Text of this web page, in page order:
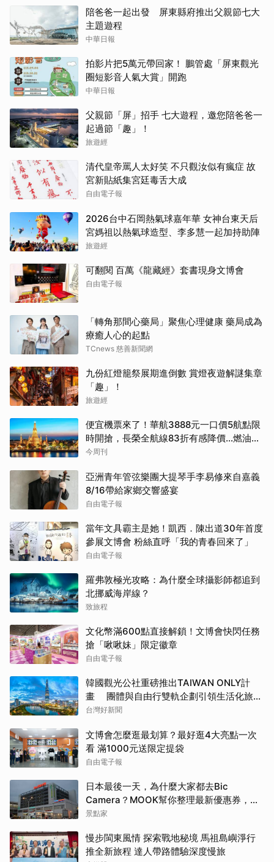
陪爸爸一起出發 屏東縣府推出父親節七大
主題遊程
中華日報
拍影片把5萬元帶回家！ 鵬管處「屏東觀光
圈短影音人氣大賞」開跑
中華日報
父親節「屏」招手 七大遊程，邀您陪爸爸一
起過節「趣」！
旅遊經
清代皇帝罵人太好笑 不只觀汝似有瘋症 故
宮新貼紙集宮廷毒舌大成
自由電子報
2026台中石岡熱氣球嘉年華 女神台東天后
宮媽祖以熱氣球造型、李多慧一起加持助陣
旅遊經
可翻閱 百萬《龍藏經》套書現身文博會
自由電子報
「轉角那間心藥局」聚焦心理健康 藥局成為
療癒人心的起點
TCnews 慈善新聞網
九份紅燈籠祭展期進倒數 賞燈夜遊解謎集章
「趣」！
旅遊經
便宜機票來了！華航3888元一口價5航點限
時開搶，長榮全航線83折有感降價…燃油稅
8/9調漲早買早省
今周刊
亞洲青年管弦樂團大提琴手李易修來自嘉義
8/16帶給家鄉交響盛宴
自由電子報
當年文具霸主是她！凱西．陳出道30年首度
參展文博會 粉絲直呼「我的青春回來了」
自由電子報
羅弗敦極光攻略：為什麼全球攝影師都追到
北挪威海岸線？
致旅程
文化幣滿600點直接解鎖！文博會快閃任務
搶「啾啾妹」限定徽章
自由電子報
韓國觀光公社重磅推出TAIWAN ONLY計
畫 團體與自由行雙軌企劃引領生活化旅遊
新風潮
台灣好新聞
文博會怎麼逛最划算？最好逛4大亮點一次
看 滿1000元送限定提袋
自由電子報
日本最後一天，為什麼大家都去Bic
Camera？MOOK幫你整理最新優惠券，行
前趕快存手機，結帳直接用，最高省10%
景點家
慢步閩東風情 探索戰地秘境 馬祖島嶼淨行
推全新旅程 達人帶路體驗深度慢旅